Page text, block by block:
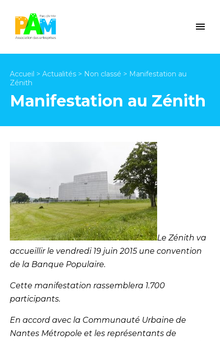
Accueil > Actualités > Non classé > Manifestation au
Zénith
Manifestation au Zénith
Le Zénith va
accueillir le vendredi 19 juin 2015 une convention
de la Banque Populaire.
Cette manifestation rassemblera 1.700
participants.
En accord avec la Communauté Urbaine de
Nantes Métropole et les représentants de